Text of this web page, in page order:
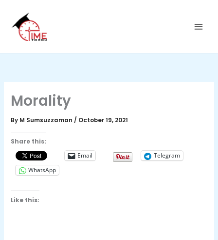
content
Morality
By M Sumsuzzaman/ October 19, 2021
Share this:
Email
Telegram
WhatsApp
Like this:
t
o
e